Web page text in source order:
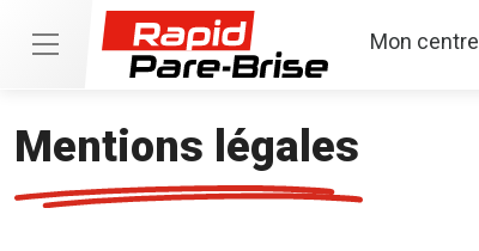
Mon centre
Mentions légales